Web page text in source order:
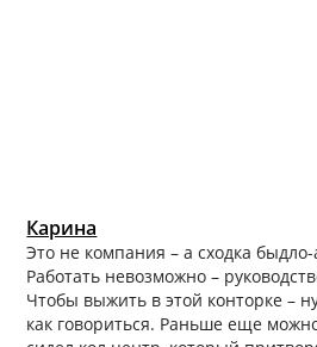
Карина
Это не компания – а сходка
Работать невозможно –
Чтобы выжить в этой конторке –
как говориться. Раньше еще